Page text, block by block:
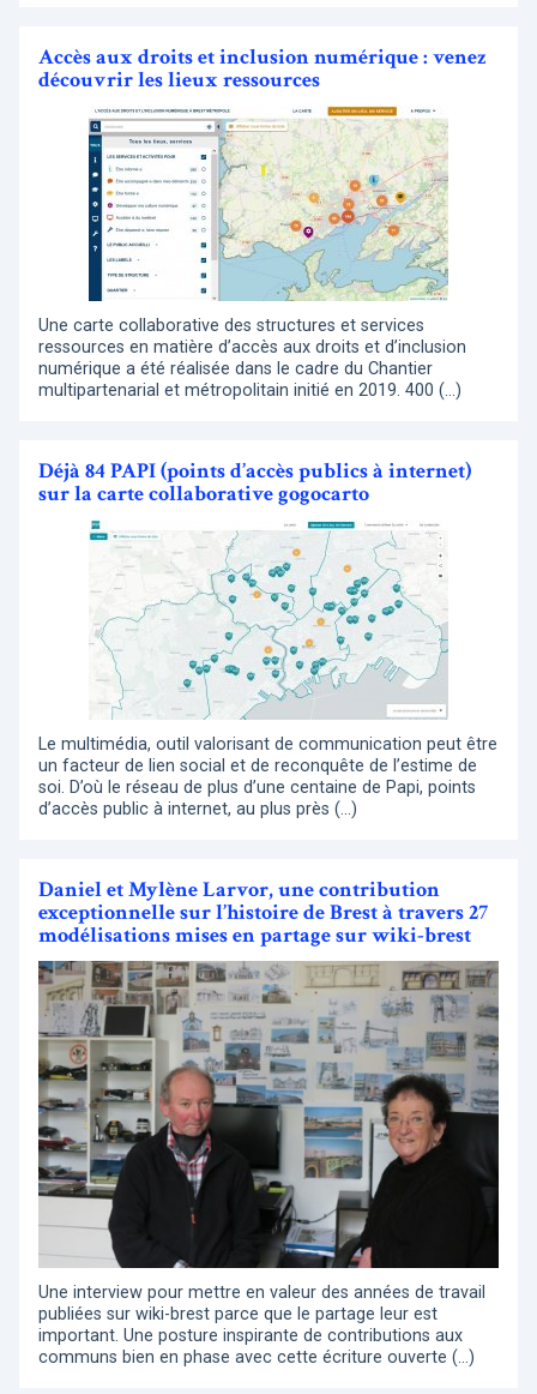
Accès aux droits et inclusion numérique : venez
découvrir les lieux ressources
Une carte collaborative des structures et services
ressources en matière d’accès aux droits et d’inclusion
numérique a été réalisée dans le cadre du Chantier
multipartenarial et métropolitain initié en 2019. 400 (…)
Déjà 84 PAPI (points d’accès publics à internet)
sur la carte collaborative gogocarto
Le multimédia, outil valorisant de communication peut être
un facteur de lien social et de reconquête de l’estime de
soi. D’où le réseau de plus d’une centaine de Papi, points
d’accès public à internet, au plus près (…)
Daniel et Mylène Larvor, une contribution
exceptionnelle sur l’histoire de Brest à travers 27
modélisations mises en partage sur wiki-brest
Une interview pour mettre en valeur des années de travail
publiées sur wiki-brest parce que le partage leur est
important. Une posture inspirante de contributions aux
communs bien en phase avec cette écriture ouverte (…)